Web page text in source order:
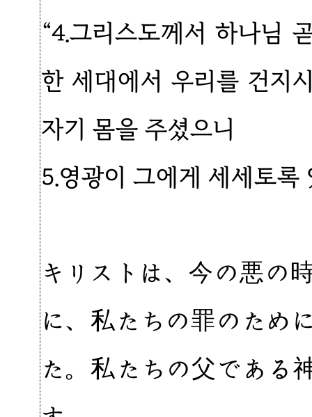
“4.그리스도께서 하나님
한 세대에서 우리를 건지
자기 몸을 주셨으니
5.영광이 그에게 세세토록
キリストは、今の悪の
に、私たちの罪のため
た。私たちの父である